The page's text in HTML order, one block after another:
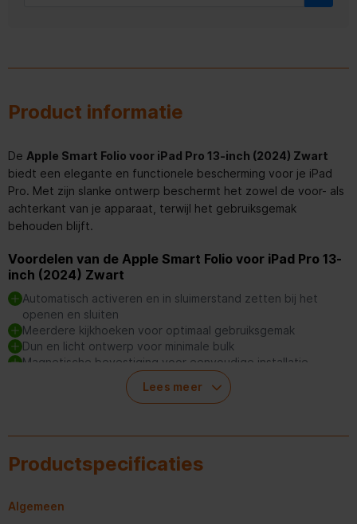
Product informatie
De Apple Smart Folio voor iPad Pro 13-inch (2024) Zwart
biedt een elegante en functionele bescherming voor je iPad
Pro. Met zijn slanke ontwerp beschermt het zowel de voor- als
achterkant van je apparaat, terwijl het gebruiksgemak
behouden blijft.
Voordelen van de Apple Smart Folio voor iPad Pro 13-
inch (2024) Zwart
Automatisch activeren en in sluimerstand zetten bij het
openen en sluiten
Meerdere kijkhoeken voor optimaal gebruiksgemak
Dun en licht ontwerp voor minimale bulk
Magnetische bevestiging voor eenvoudige installatie
Bescherming van zowel de voor- als achterkant van je iPad
Het Smart Folio zorgt ervoor dat je iPad Pro automatisch
gaat bij het sluiten. Dit bevordert een efficiënter gebruik en
Lees meer
Productspecificaties
Algemeen